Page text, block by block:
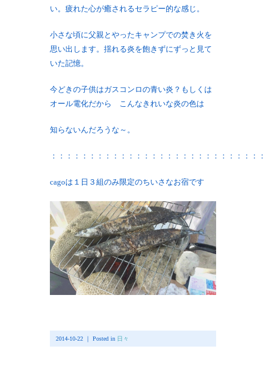
い。疲れた心が癒されるセラピー的な感じ。
小さな頃に父親とやったキャンプでの焚き火を
思い出します。揺れる炎を飽きずにずっと見て
いた記憶。
今どきの子供はガスコンロの青い炎？もしくは
オール電化だから こんなきれいな炎の色は
知らないんだろうな～。
：：：：：：：：：：：：：：：：：：：：：：：：：：：
cagoは１日３組のみ限定のちいさなお宿です
2014-10-22 ｜ Posted in 日々